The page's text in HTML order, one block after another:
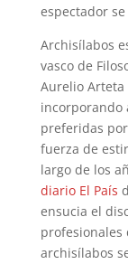
espectador
Archisílabos
vasco de
Aurelio Arteta
incorporando
preferidas
fuerza de
largo de los
diario El País
ensucia el
profesionales
archisílabos